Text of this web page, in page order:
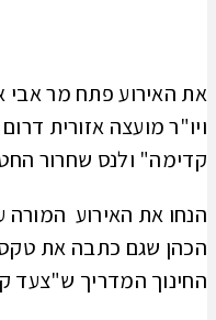
את האירוע פתח מר אבי
ויו"ר מועצה אזורית
קדימה" ולנס שחרור
הנחו את האירוע המורה
הכהן שגם כתבה את
החינוך המדריך ש"צעד